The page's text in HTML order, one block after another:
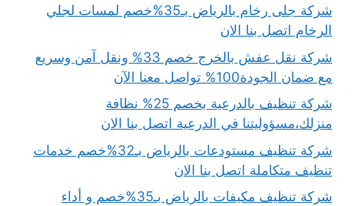
شركة جلى رخام بالرياض بـ35%خصم لمسات لجلي
الرخام اتصل بنا الان
شركة نقل عفش بالخرج خصم 33% ونقل آمن وسريع
مع ضمان الجودة100% تواصل معنا الآن
شركة تنظيف بالدرعية بخصم 25% نظافة
منزلك،مسؤوليتنا في الدرعية اتصل بنا الان
شركة تنظيف مستودعات بالرياض بـ32%خصم خدمات
تنظيف متكاملة اتصل بنا الان
شركة تنظيف مكيفات بالرياض بـ35%خصم و أداء